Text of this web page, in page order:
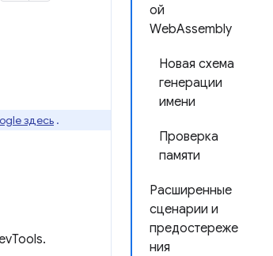
ой
WebAssembly
Новая схема
генерации
имени
Проверка
памяти
Расширенные
сценарии и
предостереже
ния
здесь .